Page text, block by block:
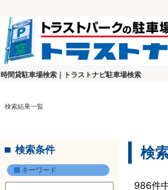
時間貸駐車場検索｜トラストナビ駐車場検索
検索結果一覧
検索条件
キーワード
検
986件